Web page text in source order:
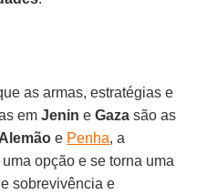
as armas, estratégias e
emJenin eGaza são as
Alemão e Penha, a
opção e se torna uma
sobrevivência e